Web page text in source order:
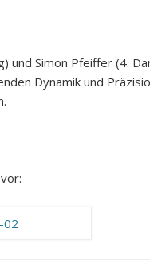
und Simon Pfeiffer (4.
Dynamik und